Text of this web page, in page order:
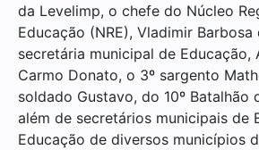
da Levelimp, o chefe do Núcleo
Educação (NRE), Vladimir Barbosa
secretária municipal de Educação,
Carmo Donato, o 3º sargento
soldado Gustavo, do 10º Batalhão
além de secretários municipais de
Educação de diversos municípios